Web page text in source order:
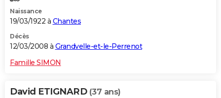
Naissance
19/03/1922 à Chantes
Décès
12/03/2008 à Grandvelle-et-le-Perrenot
Famille SIMON
David ETIGNARD (37 ans)